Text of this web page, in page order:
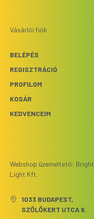
Vásárlói fiók
BELÉPÉS
REGISZTRÁCIÓ
PROFILOM
KOSÁR
KEDVENCEIM
Webshop üzemeltető: Bright
Light Kft.
1033 BUDAPEST,
SZŐLŐKERT UTCA 9.